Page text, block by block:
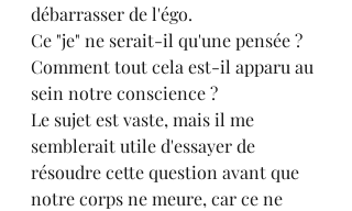
débarrasser de l'égo.
Ce "je" ne serait-il qu'une pensée ?
Comment tout cela est-il apparu au
sein notre conscience ?
Le sujet est vaste, mais il me
semblerait utile d'essayer de
résoudre cette question avant que
notre corps ne meure, car ce ne